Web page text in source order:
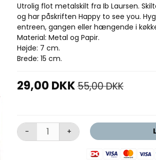
Utrolig flot metalskilt fra Ib Laursen.
og har påskriften Happy to see you.
entreen, gangen eller hængende i
Material: Metal og Papir.
Højde: 7 cm.
Brede: 15 cm.
29,00 DKK55,00 DKK
- +